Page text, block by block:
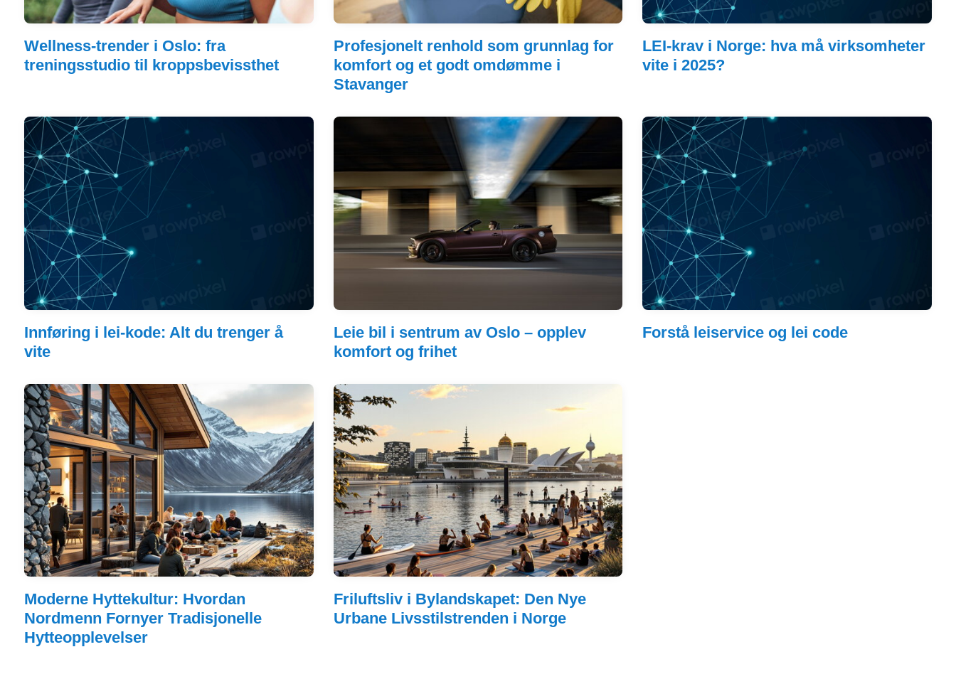
Wellness-trender i Oslo: fra
treningsstudio til kroppsbevissthet
Profesjonelt renhold som grunnlag for
komfort og et godt omdømme i
Stavanger
LEI-krav i Norge: hva må virksomheter
vite i 2025?
Innføring i lei-kode: Alt du trenger å
vite
Leie bil i sentrum av Oslo – opplev
komfort og frihet
Forstå leiservice og lei code
Moderne Hyttekultur: Hvordan
Nordmenn Fornyer Tradisjonelle
Hytteopplevelser
Friluftsliv i Bylandskapet: Den Nye
Urbane Livsstilstrenden i Norge